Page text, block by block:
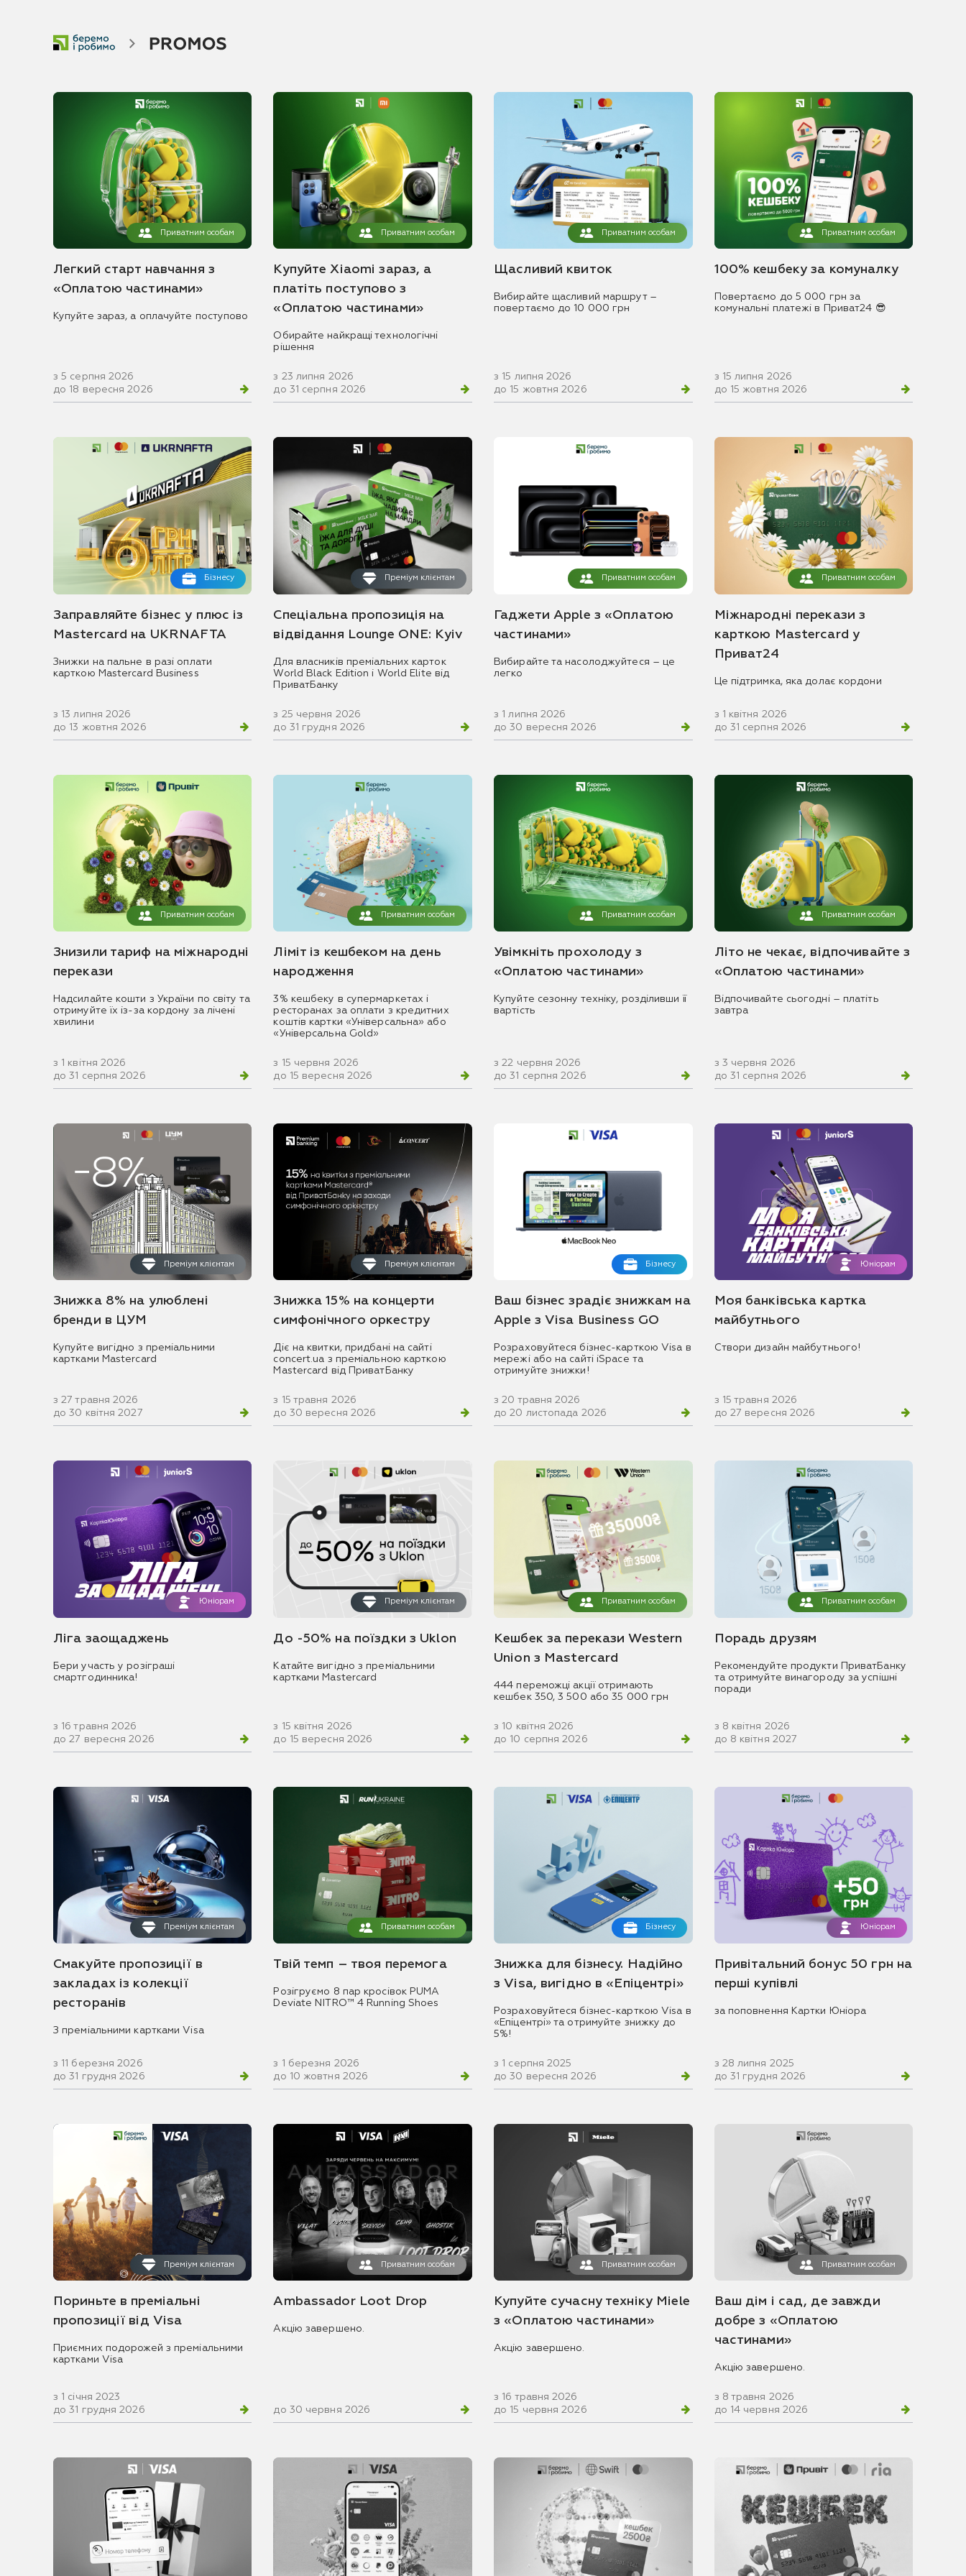
Приватним особам
Легкий старт навчання з
«Оплатою частинами»
Купуйте зараз, а оплачуйте поступово
з 5 серпня 2026
до 18 вересня 2026
Приватним особам
Купуйте Xiaomi зараз, а
платіть поступово з
«Оплатою частинами»
Обирайте найкращі технологічні
рішення
з 23 липня 2026
до 31 серпня 2026
Приватним особам
Щасливий квиток
Вибирайте щасливий маршрут –
повертаємо до 10 000 грн
з 15 липня 2026
до 15 жовтня 2026
Приватним особам
100% кешбеку за комуналку
Повертаємо до 5 000 грн за
комунальні платежі в Приват24 😎
з 15 липня 2026
до 15 жовтня 2026
Бізнесу
Заправляйте бізнес у плюс із
Mastercard на UKRNAFTA
Знижки на пальне в разі оплати
карткою Mastercard Business
з 13 липня 2026
до 13 жовтня 2026
Преміум клієнтам
Спеціальна пропозиція на
відвідання Lounge ONE: Kyiv
Для власників преміальних карток
World Black Edition і World Elite від
ПриватБанку
з 25 червня 2026
до 31 грудня 2026
Приватним особам
Гаджети Apple з «Оплатою
частинами»
Вибирайте та насолоджуйтеся – це
легко
з 1 липня 2026
до 30 вересня 2026
Приватним особам
Міжнародні перекази з
карткою Mastercard у
Приват24
Це підтримка, яка долає кордони
з 1 квітня 2026
до 31 серпня 2026
Приватним особам
Знизили тариф на міжнародні
перекази
Надсилайте кошти з України по світу та
отримуйте їх із-за кордону за лічені
хвилини
з 1 квітня 2026
до 31 серпня 2026
Приватним особам
Ліміт із кешбеком на день
народження
3% кешбеку в супермаркетах і
ресторанах за оплати з кредитних
коштів картки «Універсальна» або
«Універсальна Gold»
з 15 червня 2026
до 15 вересня 2026
Приватним особам
Увімкніть прохолоду з
«Оплатою частинами»
Купуйте сезонну техніку, розділивши її
вартість
з 22 червня 2026
до 31 серпня 2026
Приватним особам
Літо не чекає, відпочивайте з
«Оплатою частинами»
Відпочивайте сьогодні – платіть
завтра
з 3 червня 2026
до 31 серпня 2026
Преміум клієнтам
Знижка 8% на улюблені
бренди в ЦУМ
Купуйте вигідно з преміальними
картками Mastercard
з 27 травня 2026
до 30 квітня 2027
Преміум клієнтам
Знижка 15% на концерти
симфонічного оркестру
Діє на квитки, придбані на сайті
concert.ua з преміальною карткою
Mastercard від ПриватБанку
з 15 травня 2026
до 30 вересня 2026
Бізнесу
Ваш бізнес зрадіє знижкам на
Apple з Visa Business GO
Розраховуйтеся бізнес-карткою Visa в
мережі або на сайті iSpace та
отримуйте знижки!
з 20 травня 2026
до 20 листопада 2026
Юніорам
Моя банківська картка
майбутнього
Створи дизайн майбутнього!
з 15 травня 2026
до 27 вересня 2026
Юніорам
Ліга заощаджень
Бери участь у розіграші
смартгодинника!
з 16 травня 2026
до 27 вересня 2026
Преміум клієнтам
До -50% на поїздки з Uklon
Катайте вигідно з преміальними
картками Mastercard
з 15 квітня 2026
до 15 вересня 2026
Приватним особам
Кешбек за перекази Western
Union з Mastercard
444 переможці акції отримають
кешбек 350, 3 500 або 35 000 грн
з 10 квітня 2026
до 10 серпня 2026
Приватним особам
Порадь друзям
Рекомендуйте продукти ПриватБанку
та отримуйте винагороду за успішні
поради
з 8 квітня 2026
до 8 квітня 2027
Преміум клієнтам
Смакуйте пропозиції в
закладах із колекції
ресторанів
З преміальними картками Visa
з 11 березня 2026
до 31 грудня 2026
Приватним особам
Твій темп – твоя перемога
Розігруємо 8 пар кросівок PUMA
Deviate NITRO™ 4 Running Shoes
з 1 березня 2026
до 10 жовтня 2026
Бізнесу
Знижка для бізнесу. Надійно
з Visa, вигідно в «Епіцентрі»
Розраховуйтеся бізнес-карткою Visa в
«Епіцентрі» та отримуйте знижку до
5%!
з 1 серпня 2025
до 30 вересня 2026
Юніорам
Привітальний бонус 50 грн на
перші купівлі
за поповнення Картки Юніора
з 28 липня 2025
до 31 грудня 2026
Преміум клієнтам
Пориньте в преміальні
пропозиції від Visa
Приємних подорожей з преміальними
картками Visa
з 1 січня 2023
до 31 грудня 2026
Приватним особам
Ambassador Loot Drop
Акцію завершено.
до 30 червня 2026
Приватним особам
Купуйте сучасну техніку Miele
з «Оплатою частинами»
Акцію завершено.
з 16 травня 2026
до 15 червня 2026
Приватним особам
Ваш дім і сад, де завжди
добре з «Оплатою
частинами»
Акцію завершено.
з 8 травня 2026
до 14 червня 2026